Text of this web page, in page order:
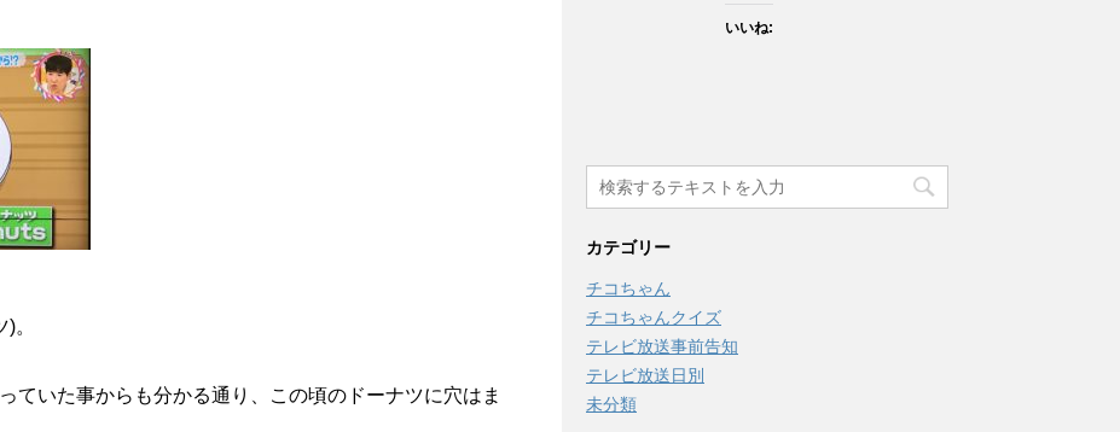
。
ていた事からも分かる通り、この頃のドーナツに穴はま
いいね:
カテゴリー
チコちゃん
チコちゃんクイズ
テレビ放送事前告知
テレビ放送日別
未分類